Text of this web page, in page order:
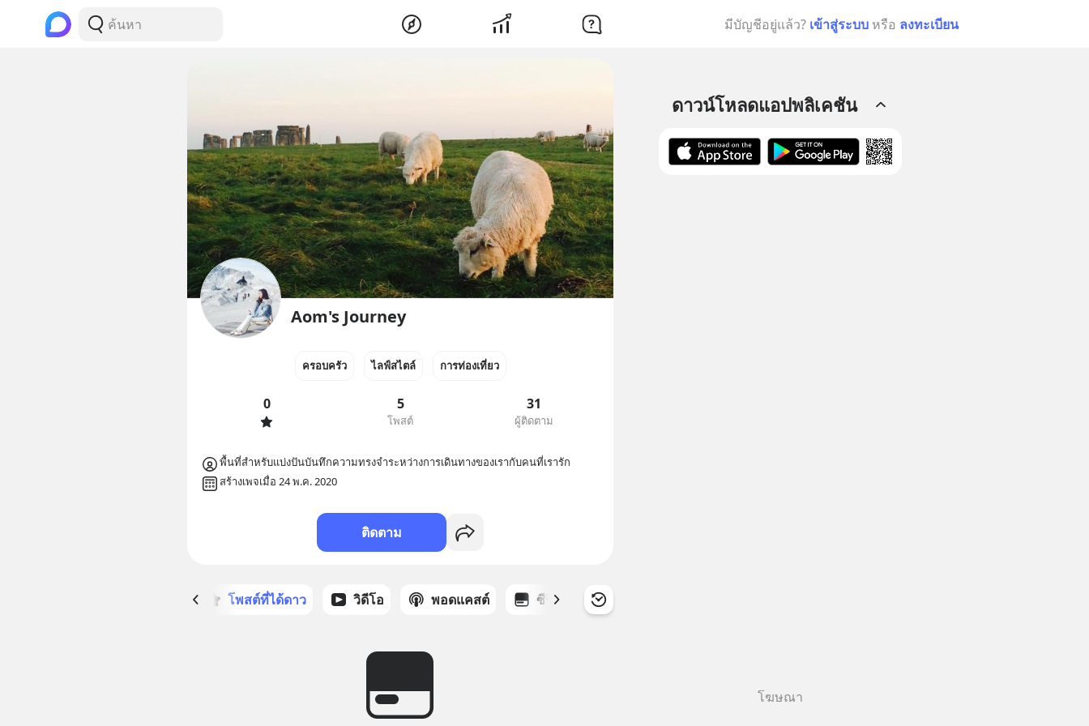
มีบัญชีอยู่แล้ว? เข้าสู่ระบบ หรือ ลงทะเบียน
Aom's Journey
ครอบครัว ไลฟ์สไตล์ การท่องเที่ยว
0 5
โพสต์
31
ผู้ติดตาม
พื้นที่สำหรับแบ่งปันบันทึกความทรงจำระหว่างการเดินทางของเรากับคนที่เรารัก
สร้างเพจเมื่อ 24 พ.ค. 2020
ติดตาม
โพสต์ที่ได้ดาว วิดีโอ พอดแคสต์ ซีรีส์
ดาวน์โหลดแอปพลิเคชัน
โฆษณา